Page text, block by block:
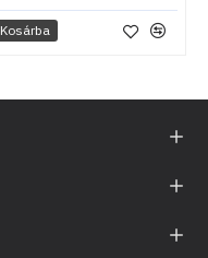
Kosárba